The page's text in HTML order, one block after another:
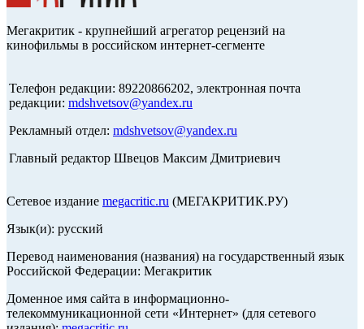
Мегакритик - крупнейший агрегатор рецензий на
кинофильмы в российском интернет-сегменте
Телефон редакции: 89220866202, электронная почта
редакции: mdshvetsov@yandex.ru
Рекламный отдел: mdshvetsov@yandex.ru
Главный редактор Швецов Максим Дмитриевич
Сетевое издание megacritic.ru (МЕГАКРИТИК.РУ)
Язык(и): русский
Перевод наименования (названия) на государственный язык
Российской Федерации: Мегакритик
Доменное имя сайта в информационно-
телекоммуникационной сети «Интернет» (для сетевого